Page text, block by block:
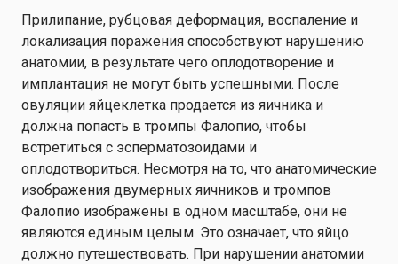
Прилипание, рубцовая деформация, воспаление и
локализация поражения способствуют нарушению
анатомии, в результате чего оплодотворение и
имплантация не могут быть успешными. После
овуляции яйцеклетка продается из яичника и
должна попасть в тромпы Фалопио, чтобы
встретиться с эсперматозоидами и
оплодотвориться. Несмотря на то, что анатомические
изображения двумерных яичников и тромпов
Фалопио изображены в одном масштабе, они не
являются единым целым. Это означает, что яйцо
должно путешествовать. При нарушении анатомии